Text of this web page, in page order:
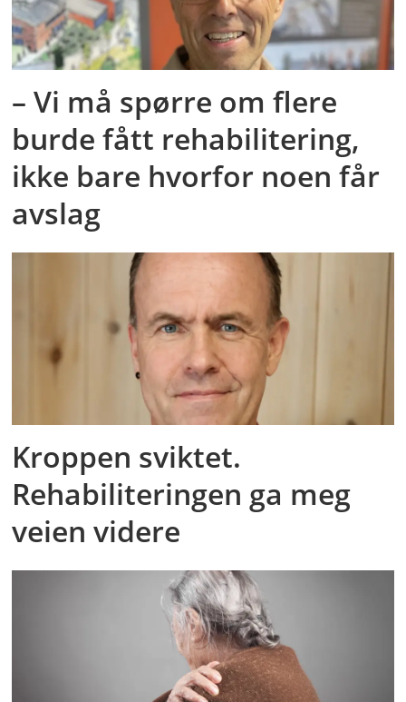
– Vi må spørre om flere
burde fått rehabilitering,
ikke bare hvorfor noen får
avslag
Kroppen sviktet.
Rehabiliteringen ga meg
veien videre